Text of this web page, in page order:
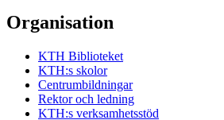
Organisation
KTH Biblioteket
KTH:s skolor
Centrumbildningar
Rektor och ledning
KTH:s verksamhetsstöd